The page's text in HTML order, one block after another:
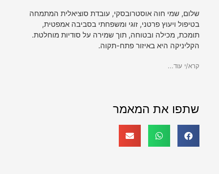
שלום, שמי חוה אוסטרובסקי, עובדת סוציאלית המתמחה
בטיפול ויעוץ פרטני, זוגי ומשפחתי בסביבה אמפטית,
תומכת, מכילה ובטוחה, תוך שמירה על סודיות מוחלטת.
הקליניקה היא באיזור פתח-תקוה.
קרא/י עוד...
שתפו את המאמר